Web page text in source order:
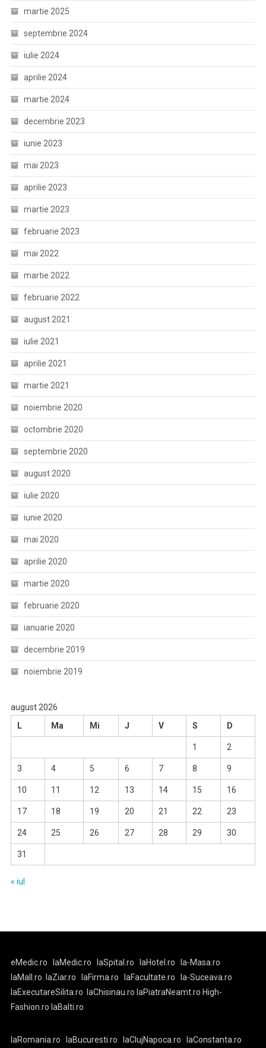
martie 2025
septembrie 2024
iulie 2024
aprilie 2024
martie 2024
decembrie 2023
iunie 2023
mai 2023
aprilie 2023
martie 2023
februarie 2023
mai 2022
martie 2022
februarie 2022
august 2021
iulie 2021
aprilie 2021
martie 2021
noiembrie 2020
octombrie 2020
septembrie 2020
august 2020
iulie 2020
iunie 2020
mai 2020
aprilie 2020
martie 2020
februarie 2020
ianuarie 2020
decembrie 2019
noiembrie 2019
august 2026
L
Ma Mi J V S D
1 2
3 4 5 6 7 8 9
10 11 12 13 14 15 16
17 18 19 20 21 22 23
24 25 26 27 28 29 30
31
« iul.
eMedic.ro laMedic.ro laSpital.ro laHotel.ro
la-Masa.ro
laMall.ro
laZiar.ro laFirma.ro laFacultate.ro
la-Suceava.ro
laExecutareSilita.ro
laChisinau.ro laPiatraNeamt.ro High-
Fashion.ro laBalti.ro
laRomania.ro laBucuresti.ro laClujNapoca.ro laConstanta.ro